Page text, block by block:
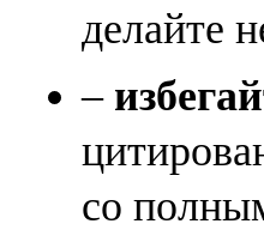
делайте
–
со